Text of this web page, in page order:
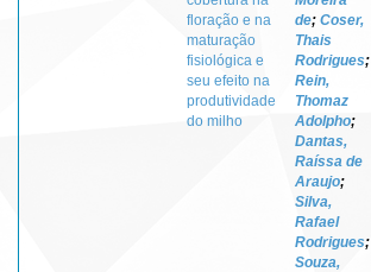
floração e na
maturação
fisiológica e
seu efeito na
produtividade
do milho
de; Coser,
Thais
Rodrigues;
Rein,
Thomaz
Adolpho;
Dantas,
Raíssa de
Araujo;
Silva,
Rafael
Rodrigues;
Souza,